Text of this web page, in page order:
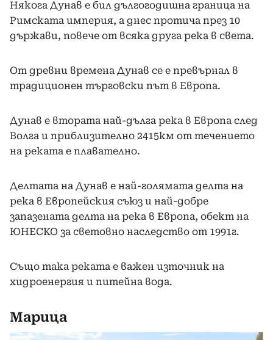
Някога Дунав е бил дългогодишна граница на
Римската империя, а днес протича през 10
държави, повече от всяка друга река в света.
От древни времена Дунав се е превърнал в
традиционен търговски път в Европа.
Дунав е втората най-дълга река в Европа след
Волга и приблизително 2415км от течението
на реката е плавателно.
Делтата на Дунав е най-голямата делта на
река в Европейския съюз и най-добре
запазената делта на река в Европа, обект на
ЮНЕСКО за световно наследство от 1991г.
Също така реката е важен източник на
хидроенергия и питейна вода.
Марица